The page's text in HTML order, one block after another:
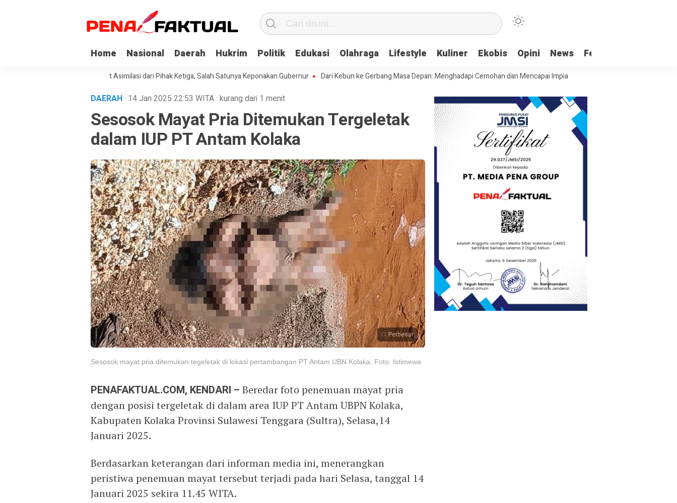
Home Nasional Daerah Hukrim Politik Edukasi Olahraga Lifestyle Kuliner Ekobis Opini News Feature
Korupsi di Sultra Dapat Asimilasi dari Pihak Ketiga, Salah Satunya Keponakan Gubernur Dari Kebun ke Gerbang Masa Depan: Menghadapi Cemohan dan Mencapai Impian Ridwan Bae: PT SCM dan Perkebunan
DAERAH· 14 Jan 2025 22:53 WITA· kurang dari 1 menit
Sesosok Mayat Pria Ditemukan Tergeletak
dalam IUP PT Antam Kolaka
Perbesar
Sesosok mayat pria ditemukan tegeletak di lokasi pertambangan PT Antam UBN Kolaka. Foto: Istimewa
PENAFAKTUAL.COM, KENDARI – Beredar foto penemuan mayat pria
dengan posisi tergeletak di dalam area IUP PT Antam UBPN Kolaka,
Kabupaten Kolaka Provinsi Sulawesi Tenggara (Sultra), Selasa,14
Januari 2025.
Berdasarkan keterangan dari informan media ini, menerangkan
peristiwa penemuan mayat tersebut terjadi pada hari Selasa, tanggal 14
Januari 2025 sekira 11.45 WITA.